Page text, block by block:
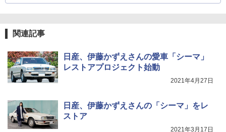
関連記事
日産、伊藤かずえさんの愛車「シーマ」
レストアプロジェクト始動
2021年4月27日
日産、伊藤かずえさんの「シーマ」をレ
ストア
2021年3月17日